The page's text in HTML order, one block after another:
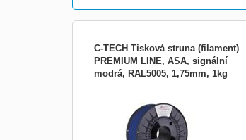
C-TECH Tisková struna (filament)
PREMIUM LINE, ASA, signální
modrá, RAL5005, 1,75mm, 1kg
1,75mm, 1kg Tisková struna (filament) pro
3D tisk, díky kterému můžete vytvářet
praktické i zábavné výrobky. Tento
materiál se vyznačuje skvělými
vlastnostmi a tudíž Vaše 3D